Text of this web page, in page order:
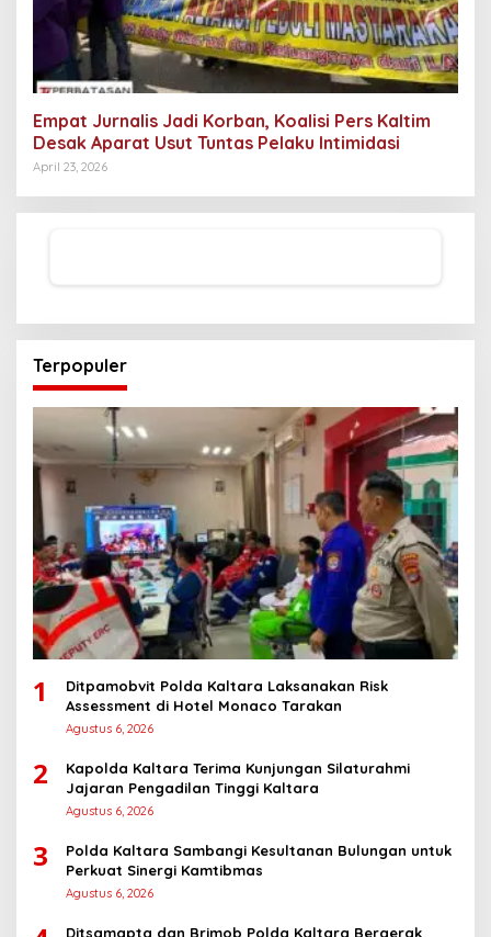
Empat Jurnalis Jadi Korban, Koalisi Pers Kaltim
Desak Aparat Usut Tuntas Pelaku Intimidasi
April 23, 2026
Terpopuler
1
Ditpamobvit Polda Kaltara Laksanakan Risk
Assessment di Hotel Monaco Tarakan
Agustus 6, 2026
2
Kapolda Kaltara Terima Kunjungan Silaturahmi
Jajaran Pengadilan Tinggi Kaltara
Agustus 6, 2026
3
Polda Kaltara Sambangi Kesultanan Bulungan untuk
Perkuat Sinergi Kamtibmas
Agustus 6, 2026
Ditsamapta dan Brimob Polda Kaltara Bergerak